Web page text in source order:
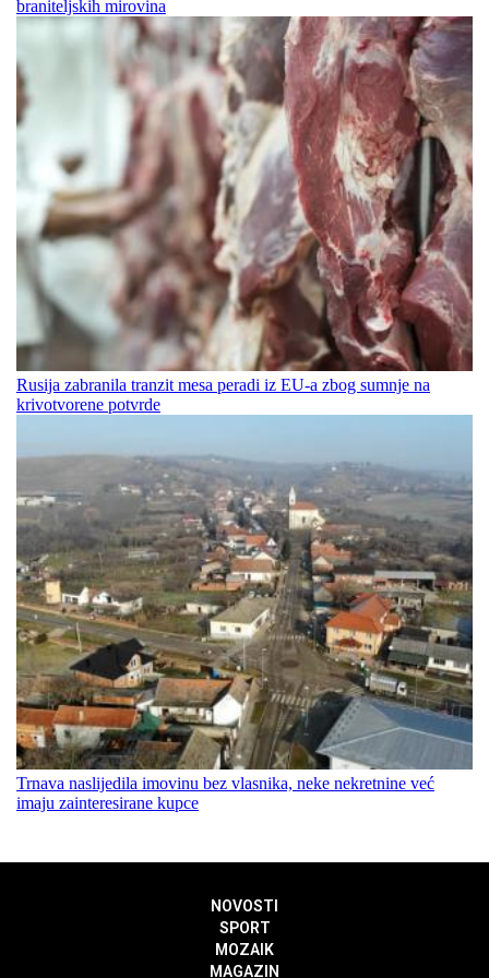
braniteljskih mirovina
Rusija zabranila tranzit mesa peradi iz EU-a zbog sumnje na
krivotvorene potvrde
Trnava naslijedila imovinu bez vlasnika, neke nekretnine već
imaju zainteresirane kupce
NOVOSTI
SPORT
MOZAIK
MAGAZIN